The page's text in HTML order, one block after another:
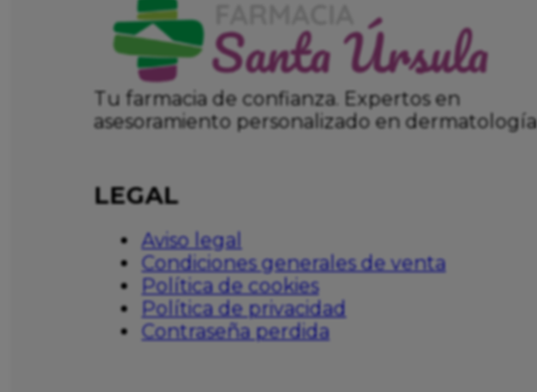
Tu farmacia de confianza. Expertos en
asesoramiento personalizado en dermatología
LEGAL
Aviso legal
Condiciones generales de venta
Política de cookies
Política de privacidad
Contraseña perdida